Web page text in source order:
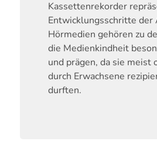
Kassettenrekorder
Entwicklungsschritte der
Hörmedien gehören zu
die Medienkindheit
und prägen, da sie meist
durch Erwachsene
durften.